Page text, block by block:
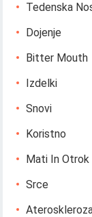
Tedenska
Dojenje
Bitter Mouth
Izdelki
Snovi
Koristno
Mati In Otrok
Srce